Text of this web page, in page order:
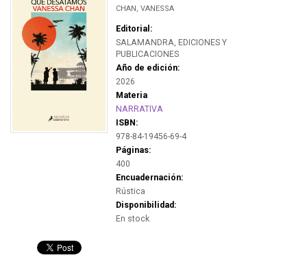
CHAN, VANESSA
Editorial:
SALAMANDRA, EDICIONES Y
PUBLICACIONES
Año de edición:
2026
Materia
NARRATIVA
ISBN:
978-84-19456-69-4
Páginas:
400
Encuadernación:
Rústica
Disponibilidad:
En stock